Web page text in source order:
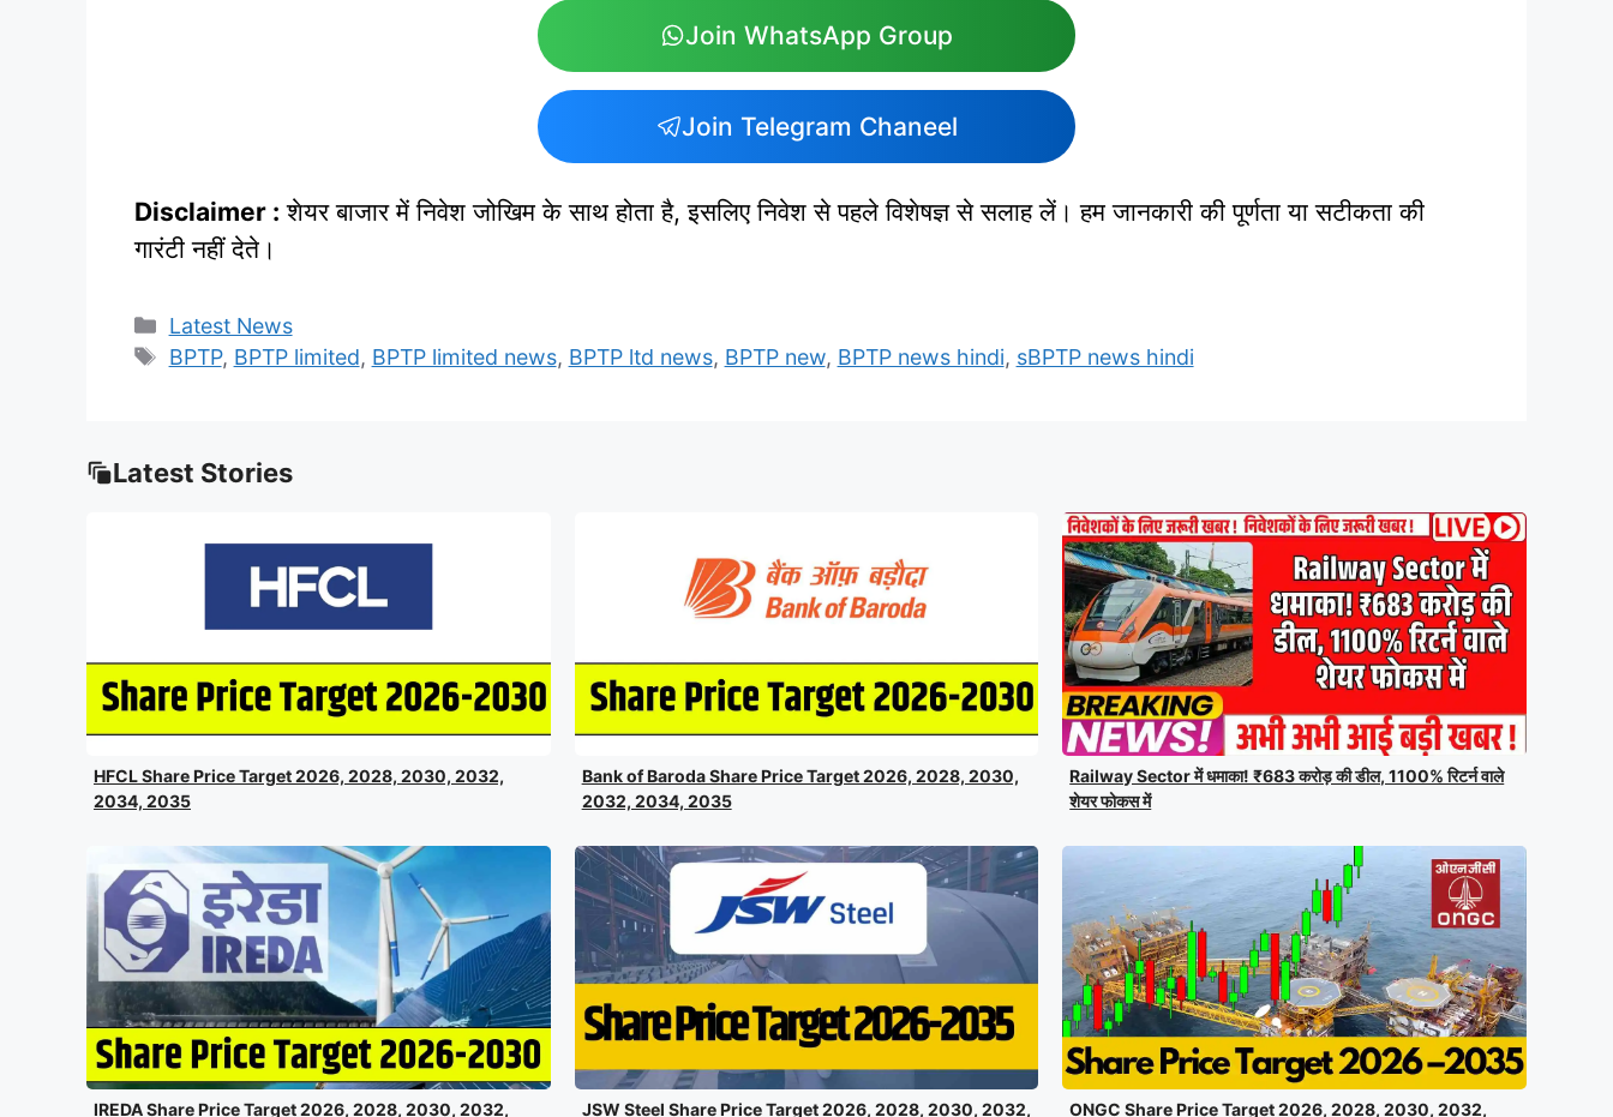
Join WhatsApp Group
Join Telegram Chaneel
Disclaimer : शेयर बाजार में निवेश जोखिम के साथ होता है, इसलिए निवेश से पहले विशेषज्ञ से सलाह लें। हम जानकारी की पूर्णता या सटीकता की
गारंटी नहीं देते।
Categories
Latest News
Tags
BPTP, BPTP limited, BPTP limited news, BPTP ltd news, BPTP new, BPTP news hindi, sBPTP news hindi
Latest Stories
HFCL Share Price Target 2026, 2028, 2030, 2032,
2034, 2035
Bank of Baroda Share Price Target 2026, 2028, 2030,
2032, 2034, 2035
Railway Sector में धमाका! ₹683 करोड़ की डील, 1100% रिटर्न वाले
शेयर फोकस में
IREDA Share Price Target 2026, 2028, 2030, 2032, JSW Steel Share Price Target 2026, 2028, 2030, 2032, ONGC Share Price Target 2026, 2028, 2030, 2032,